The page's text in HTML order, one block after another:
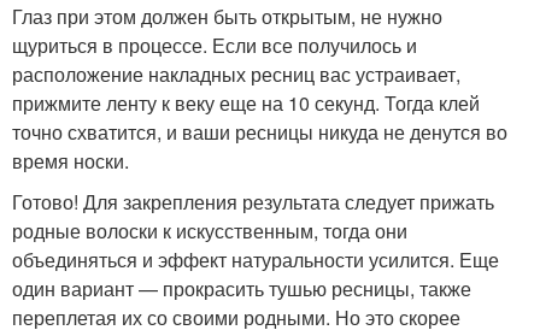
Глаз при этом должен быть открытым, не нужно
щуриться в процессе. Если все получилось и
расположение накладных ресниц вас устраивает,
прижмите ленту к веку еще на 10 секунд. Тогда клей
точно схватится, и ваши ресницы никуда не денутся во
время носки.
Готово! Для закрепления результата следует прижать
родные волоски к искусственным, тогда они
объединяться и эффект натуральности усилится. Еще
один вариант — прокрасить тушью ресницы, также
переплетая их со своими родными. Но это скорее